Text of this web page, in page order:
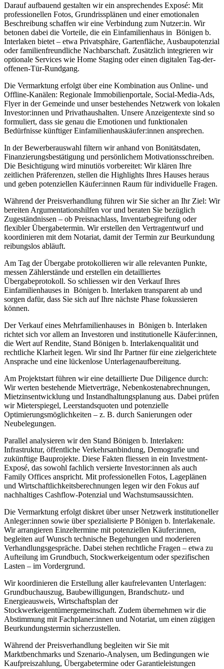
Darauf aufbauend gestalten wir ein ansprechendes Exposé: Mit
professionellen Fotos, Grundrissplänen und einer emotionalen
Beschreibung schaffen wir eine Verbindung zum Nutzer:in. Wir
betonen dabei die Vorteile, die ein Einfamilienhaus in Bönigen b.
Interlaken bietet – etwa Privatsphäre, Gartenfläche, Ausbaupotenzial
oder familienfreundliche Nachbarschaft. Zusätzlich integrieren wir
optionale Services wie Home Staging oder einen digitalen Tag-der-
offenen-Tür-Rundgang.
Die Vermarktung erfolgt über eine Kombination aus Online- und
Offline-Kanälen: Regionale Immobilienportale, Social-Media-Ads,
Flyer in der Gemeinde und unser bestehendes Netzwerk von lokalen
Investor:innen und Privathaushalten. Unsere Anzeigentexte sind so
formuliert, dass sie genau die Emotionen und funktionalen
Bedürfnisse künftiger Einfamilienhauskäufer:innen ansprechen.
In der Bewerberauswahl filtern wir anhand von Bonitätsdaten,
Finanzierungsbestätigung und persönlichem Motivationsschreiben.
Die Besichtigung wird minutiös vorbereitet: Wir klären Ihre
zeitlichen Präferenzen, stellen die Highlights Ihres Hauses heraus
und geben potenziellen Käufer:innen Raum für individuelle Fragen.
Während der Preisverhandlung führen wir Sie sicher an Ihr Ziel: Wir
bereiten Argumentationshilfen vor und beraten Sie bezüglich
Zugeständnissen – ob Preisnachlass, Inventarbegreifung oder
flexibler Übergabetermin. Wir erstellen den Vertragentwurf und
koordinieren mit dem Notariat, damit der Termin zur Beurkundung
reibungslos abläuft.
Am Tag der Übergabe protokollieren wir alle relevanten Punkte,
messen Zählerstände und erstellen ein detailliertes
Übergabeprotokoll. So schliessen wir den Verkauf Ihres
Einfamilienhauses in Bönigen b. Interlaken transparent ab und
sorgen dafür, dass Sie sich auf Ihre nächste Phase fokussieren
können.
Der Verkauf eines Mehrfamilienhauses in Bönigen b. Interlaken
richtet sich vor allem an Investoren und institutionelle Käufer:innen,
die Wert auf Rendite, Stand Bönigen b. Interlakenqualität und
rechtliche Klarheit legen. Wir sind Ihr Partner für eine zielgerichtete
Ansprache und eine lückenlose Unterlagenaufbereitung.
Am Projektstart führen wir eine detaillierte Due Diligence durch:
Wir werten bestehende Mietverträge, Nebenkostenabrechnungen,
Mietzinsentwicklung und Instandhaltungsplanung aus. Dabei prüfen
wir Mieterspiegel, Leerstandsquoten und potenzielle
Optimierungsmöglichkeiten – z. B. durch Sanierungen oder
Neubelegungen.
Parallel analysieren wir den Stand Bönigen b. Interlaken:
Infrastruktur, öffentliche Verkehrsanbindung, Demografie und
zukünftige Bauprojekte. Diese Fakten fliessen in ein Investment-
Exposé, das sowohl fachlich versierte Investor:innen als auch
Family Offices anspricht. Mit professionellen Fotos, Lageplänen
und Wirtschaftlichkeitsberechnungen legen wir den Fokus auf
nachhaltiges Cashflow-Potenzial und Wachstumsaussichten.
Die Vermarktung erfolgt diskret über unser Netzwerk institutioneller
Anleger:innen sowie über spezialisierte P Bönigen b. Interlakenale.
Wir arrangieren Einzeltermine mit potenziellen Käufer:innen,
begleiten auf Wunsch technische Begehungen und moderieren
Verhandlungsgespräche. Dabei stehen rechtliche Fragen – etwa zu
Aufteilung im Grundbuch, Stockwerkeigentum oder spezifischen
Lasten – im Vordergrund.
Wir koordinieren die Erstellung aller kaufrelevanten Unterlagen:
Grundbuchauszug, Baubewilligungen, Brandschutz- und
Energieausweis, Wirtschaftsplan der
Stockwerkeigentümergemeinschaft. Zudem übernehmen wir die
Abstimmung mit Fachplaner:innen und Notariat, um einen zügigen
Beurkundungstermin sicherzustellen.
Während der Preisverhandlung begleiten wir Sie mit
Marktbenchmarks und Szenario-Analysen, um Bedingungen wie
Kaufpreiszahlung, Übergabetermine oder Garantieleistungen